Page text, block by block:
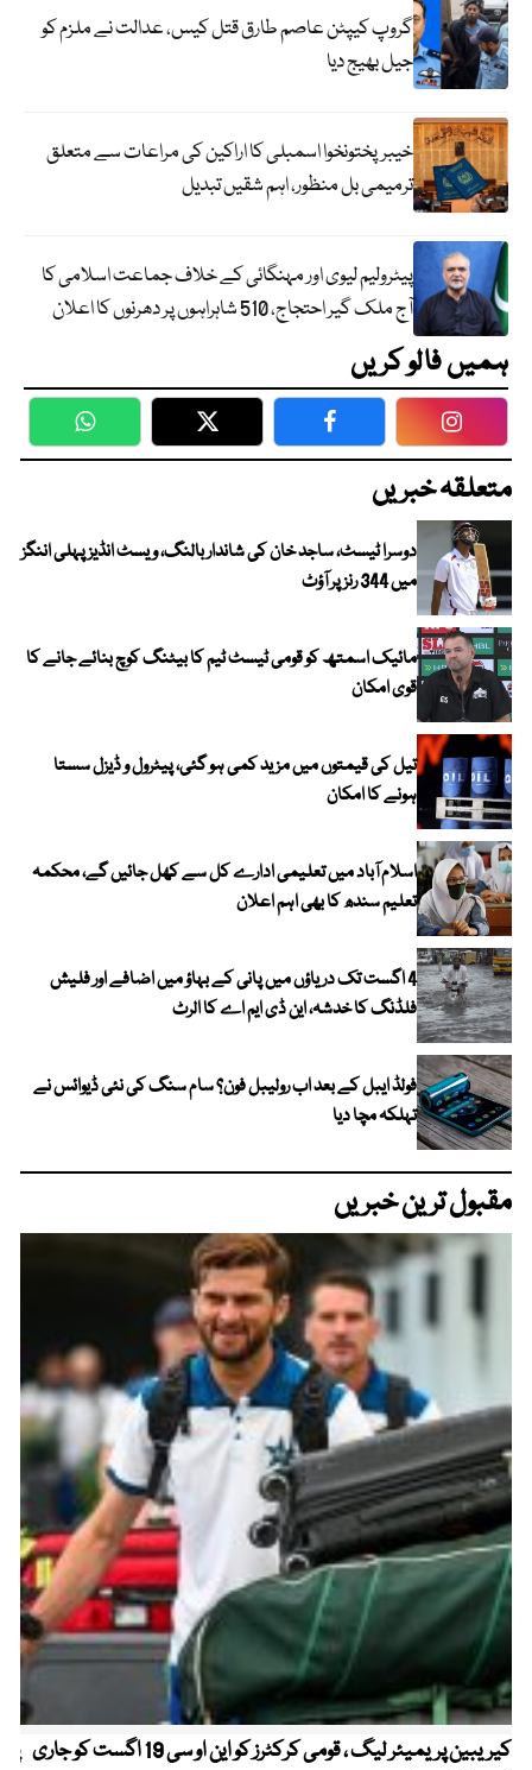
گروپ کیپٹن عاصم طارق قتل کیس، عدالت نے ملزم کو
جیل بھیج دیا
خیبرپختونخوا اسمبلی کا اراکین کی مراعات سے متعلق
ترمیمی بل منظور، اہم شقیں تبدیل
پیٹرولیم لیوی اور مہنگائی کے خلاف جماعت اسلامی کا
آج ملک گیر احتجاج، 510 شاہراہوں پر دھرنوں کا اعلان
ہمیں فالو کریں
WhatsApp Twitter Facebook
متعلقہ خبریں
دوسرا ٹیسٹ، ساجد خان کی شاندار بالنگ، ویسٹ انڈیز پہلی اننگز
میں 344 رنز پر آؤٹ
مائیک اسمتھ کو قومی ٹیسٹ ٹیم کا بیٹنگ کوچ بنائے جانے کا
قوی امکان
تیل کی قیمتوں میں مزید کمی ہو گئی، پیٹرول و ڈیزل سستا
ہونے کا امکان
اسلام آباد میں تعلیمی ادارے کل سے کھل جائیں گے، محکمہ
تعلیم سندھ کا بھی اہم اعلان
4 اگست تک دریاؤں میں پانی کے بہاؤ میں اضافے اور فلیش
فلڈنگ کا خدشہ، این ڈی ایم اے کا الرٹ
فولڈ ایبل کے بعد اب رولیبل فون؟ سام سنگ کی نئی ڈیوائس نے
تہلکہ مچا دیا
مقبول ترین خبریں
کیریبین پریمیئر لیگ ، قومی کرکٹرز کو این او سی 19 اگست کو جاری